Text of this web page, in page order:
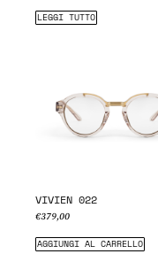
LEGGI TUTTO
VIVIEN 022
€379,00
AGGIUNGI AL CARRELLO